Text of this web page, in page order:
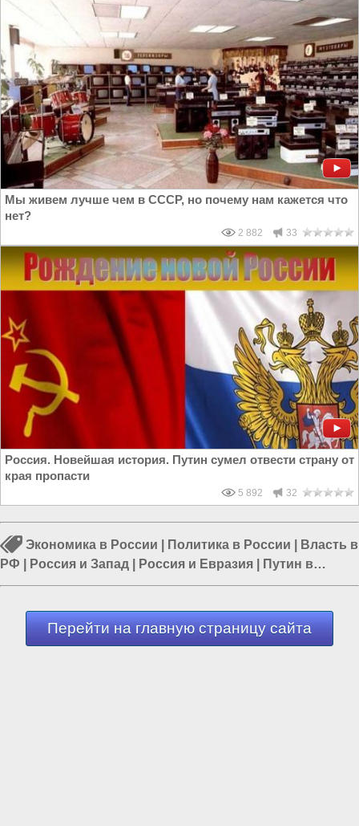
Мы живем лучше чем в СССР, но почему нам кажется что
нет?
2 882 33
Россия. Новейшая история. Путин сумел отвести страну от
края пропасти
5 892 32
Экономика в России Политика в России
Власть в
РФ
Россия и Запад Россия и Евразия
Путин в
России|Россия и США
Перейти на главную страницу сайта